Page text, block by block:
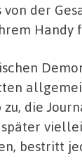
der
Handy
zu, die
bestritt